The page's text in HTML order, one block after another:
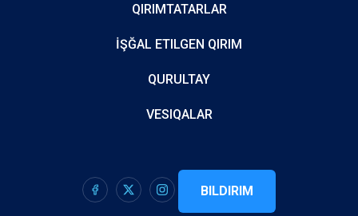
QIRIMTATARLAR
İŞĞAL ETILGEN QIRIM
QURULTAY
VESIQALAR
BILDIRIM